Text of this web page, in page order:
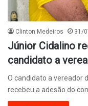
Clinton Medeiros 31/
Júnior Cidalino
candidato a
O candidato a vereador
recebeu a adesão do